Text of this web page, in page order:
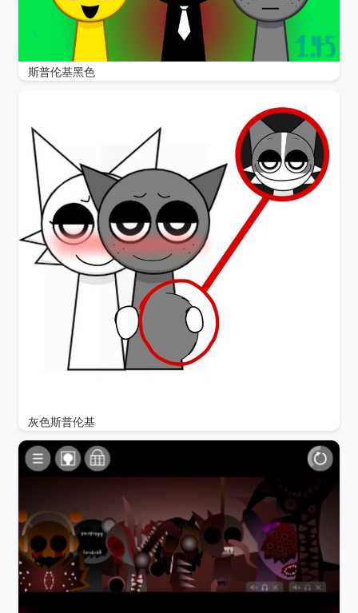
斯普伦基黑色
灰色斯普伦基